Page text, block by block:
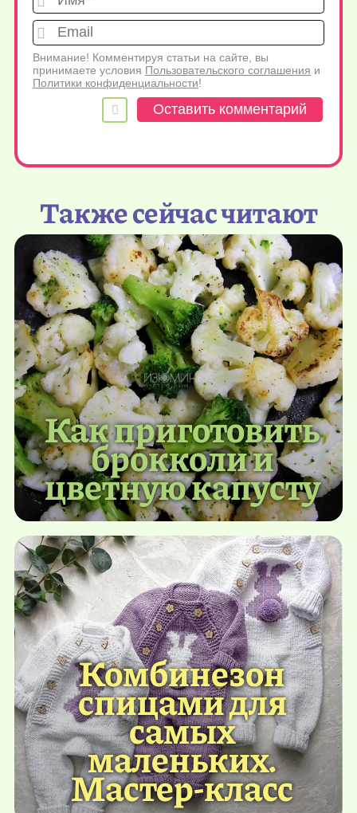
Внимание! Комментируя статьи на сайте, вы
принимаете условия Пользовательского соглашения и
Политики конфиденциальности!
Также сейчас читают
Как приготовить
брокколи и
цветную капусту
Комбинезон
спицами для
самых
маленьких.
Мастер-класс